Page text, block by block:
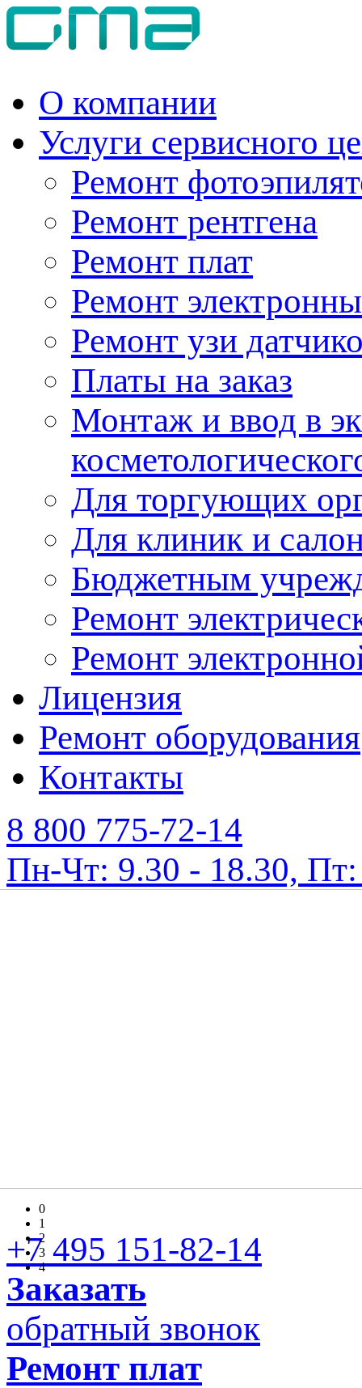
О компании
Услуги сервисного
Ремонт
Ремонт рентгена
Ремонт плат
Ремонт
Ремонт узи
Платы на заказ
Монтаж и ввод в
Для торгующих
Для клиник и
Бюджетным
Ремонт
Ремонт
Лицензия
Ремонт оборудования
Контакты
8 800 775-72-14
Пн-Чт: 9.30 - 18.30,
0
1
2
3
4
+7 495 151-82-14
Заказать
обратный звонок
Ремонт плат